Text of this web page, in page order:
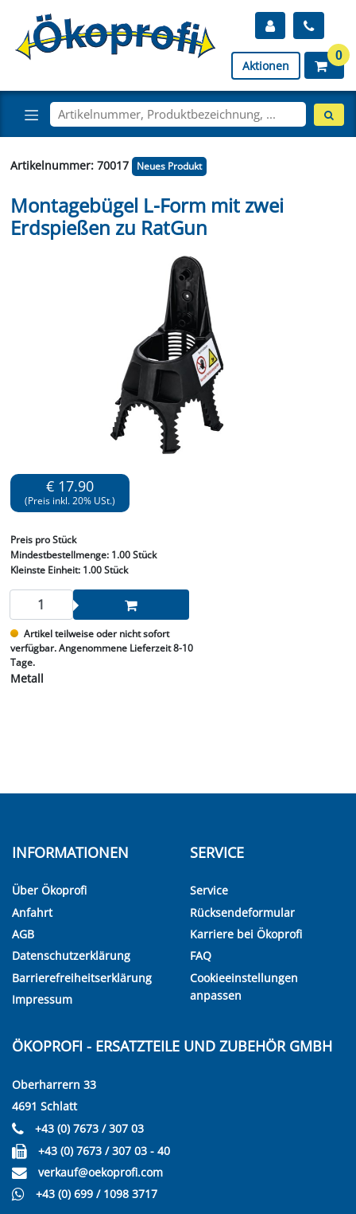
Aktionen
0
Artikelnummer: 70017 Neues Produkt
Montagebügel L-Form mit zwei
Erdspießen zu RatGun
€ 17.90
(Preis inkl. 20% USt.)
Preis pro Stück
Mindestbestellmenge: 1.00 Stück
Kleinste Einheit:1.00 Stück
Artikel teilweise oder nicht sofort
verfügbar. Angenommene Lieferzeit 8-10
Tage.
Metall
INFORMATIONEN
Über Ökoprofi
Anfahrt
AGB
Datenschutzerklärung
Barrierefreiheitserklärung
Impressum
SERVICE
Service
Rücksendeformular
Karriere bei Ökoprofi
FAQ
Cookieeinstellungen
anpassen
ÖKOPROFI - ERSATZTEILE UND ZUBEHÖR GMBH
Oberharrern 33
4691 Schlatt
+43 (0) 7673 / 307 03
+43 (0) 7673 / 307 03 - 40
verkauf@oekoprofi.com
+43 (0) 699 / 1098 3717